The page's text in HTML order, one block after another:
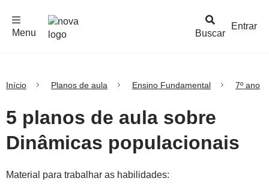
Buscar
Menu
Entrar
Início Planos de aula Ensino Fundamental 7º ano
5 planos de aula sobre
Dinâmicas populacionais
Material para trabalhar as habilidades: